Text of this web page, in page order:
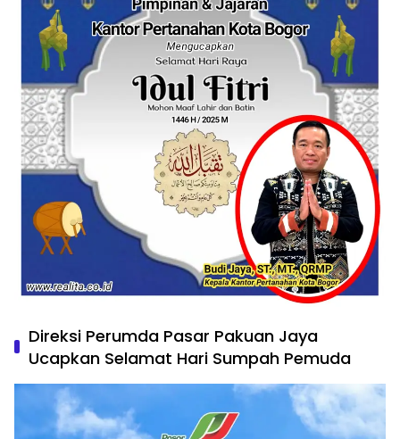
Direksi Perumda Pasar Pakuan Jaya
Ucapkan Selamat Hari Sumpah Pemuda